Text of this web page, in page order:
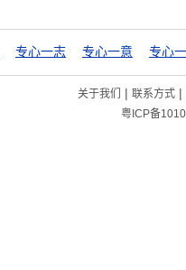
专心一志 专心一意 专心
关于我们 | 联系方式|
粤ICP备